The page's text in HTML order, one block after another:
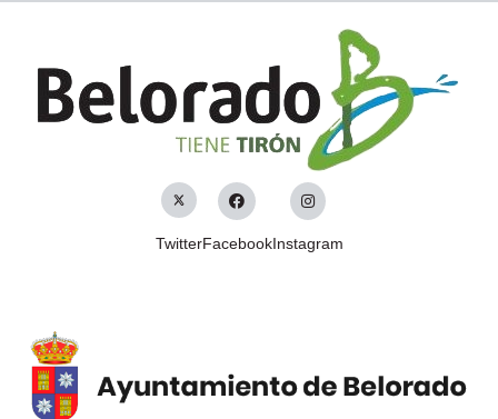
TwitterFacebookInstagram